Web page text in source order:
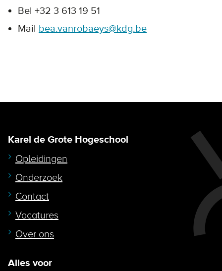
Bel +32 3 613 19 51
Mail bea.vanrobaeys@kdg.be
Karel de Grote Hogeschool
Opleidingen
Onderzoek
Contact
Vacatures
Over ons
Alles voor